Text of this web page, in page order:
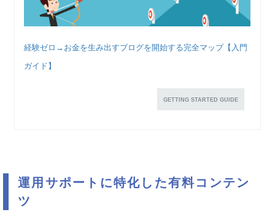
経験ゼロ→お金を生み出すブログを開始する完全マップ【入門
ガイド】
GETTING STARTED GUIDE
運用サポートに特化した有料コンテン
ツ